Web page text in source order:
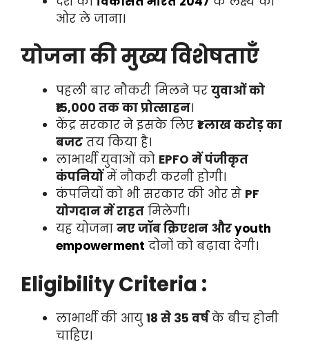
ओर ले जाना।
योजना की मुख्य विशेषताएँ
पहली बार नौकरी मिलने पर युवाओं को
₹15,000 तक का प्रोत्साहन।
केंद्र सरकार ने इसके लिए ₹1 लाख करोड़ का
बजट तय किया है।
लाभार्थी युवाओं को EPFO में पंजीकृत
कंपनियों में नौकरी करनी होगी।
कंपनियों को भी सरकार की ओर से PF
योगदान में राहत मिलेगी।
यह योजना नए जॉब क्रिएशन औरyouth
empowerment दोनों को बढ़ावा देगी।
Eligibility Criteria :
लाभार्थी की आयु 18 से 35 वर्षके बीच होनी
चाहिए।